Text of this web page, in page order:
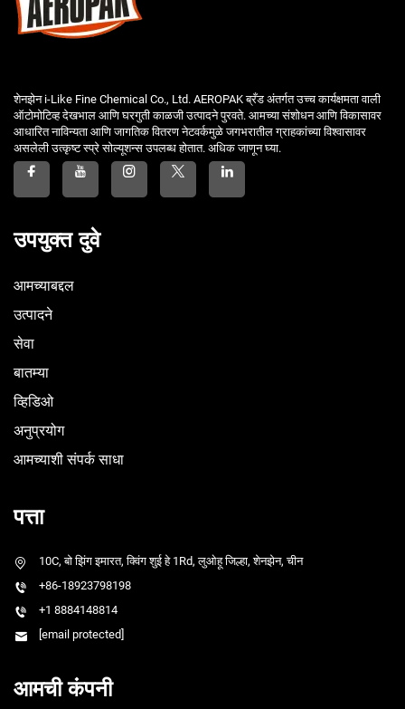
शेनझेन i-Like Fine Chemical Co., Ltd. AEROPAK ब्रँड अंतर्गत उच्च कार्यक्षमता वाली
ऑटोमोटिव्ह देखभाल आणि घरगुती काळजी उत्पादने पुरवते. आमच्या संशोधन आणि विकासावर
आधारित नाविन्यता आणि जागतिक वितरण नेटवर्कमुळे जगभरातील ग्राहकांच्या विश्वासावर
असलेली उत्कृष्ट स्प्रे सोल्यूशन्स उपलब्ध होतात. अधिक जाणून घ्या.
उपयुक्त दुवे
आमच्याबद्दल
उत्पादने
सेवा
बातम्या
व्हिडिओ
अनुप्रयोग
आमच्याशी संपर्क साधा
पत्ता
10C, बो झिंग इमारत, क्विंग शुई हे 1Rd, लुओहू जिल्हा, शेनझेन, चीन
+86-18923798198
+1 8884148814
[email protected]
आमची कंपनी